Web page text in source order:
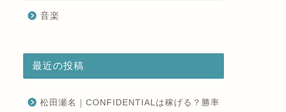
音楽
最近の投稿
松田瀬名｜CONFIDENTIALは稼げる？勝率